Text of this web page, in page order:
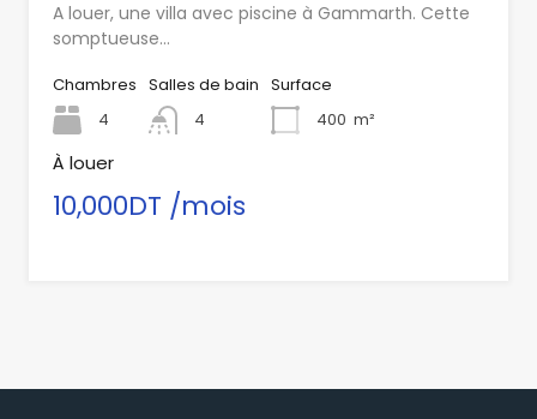
A louer, une villa avec piscine à Gammarth. Cette
somptueuse…
Chambres
4
Salles de bain
4
Surface
400 m²
À louer
10,000DT /mois